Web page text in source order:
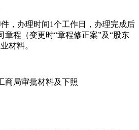
，办理时间1个工作日，办理完成后
章程（变更时“章程修正案”及“股东
材料。
商局审批材料及下照